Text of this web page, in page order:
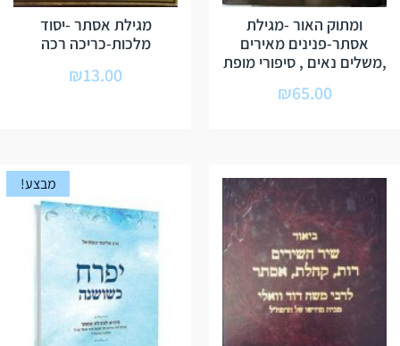
ומתוק האור -מגילת
אסתר-פנינים מאירים
,משלים נאים , סיפורי מופת
₪65.00
מגילת אסתר -יסוד
מלכות-כריכה רכה
₪13.00
מבצע!